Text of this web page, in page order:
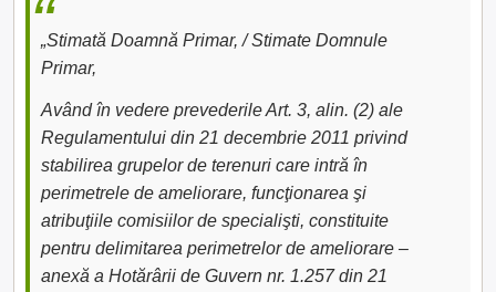
„Stimată Doamnă Primar, / Stimate Domnule
Primar,
Având în vedere prevederile Art. 3, alin. (2) ale
Regulamentului din 21 decembrie 2011 privind
stabilirea grupelor de terenuri care intră în
perimetrele de ameliorare, funcţionarea şi
atribuţiile comisiilor de specialişti, constituite
pentru delimitarea perimetrelor de ameliorare –
anexă a Hotărârii de Guvern nr. 1.257 din 21